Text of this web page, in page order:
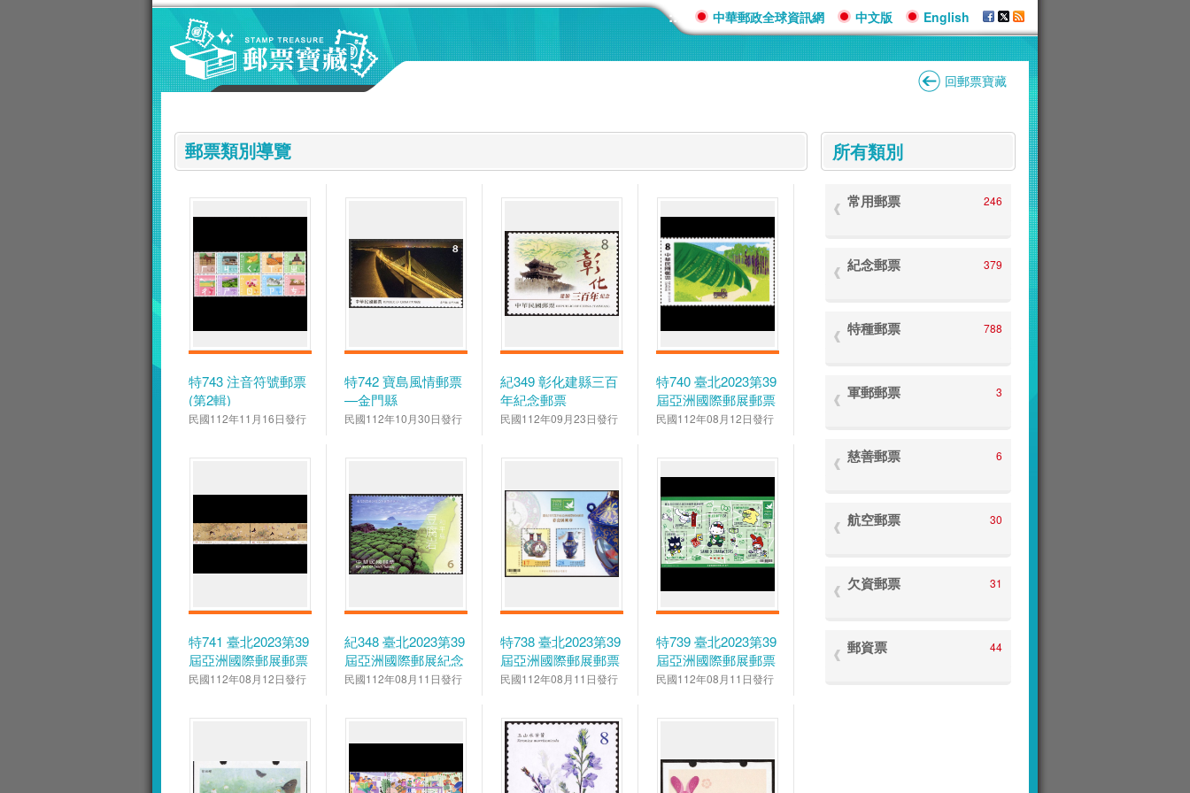
::: 中華郵政全球資訊網 中文版 English
回郵票寶藏
郵票類別導覽
特743 注音符號郵票
(第2輯)
民國112年11月16日發行
特742 寶島風情郵票
—金門縣
民國112年10月30日發行
紀349 彰化建縣三百
年紀念郵票
民國112年09月23日發行
特740 臺北2023第39
屆亞洲國際郵展郵票
—藝寫寶島情
民國112年08月12日發行
特741 臺北2023第39
屆亞洲國際郵展郵票
—百蝶耀經典
民國112年08月12日發行
紀348 臺北2023第39
屆亞洲國際郵展紀念
郵票
民國112年08月11日發行
特738 臺北2023第39
屆亞洲國際郵展郵票
小全張—彩瓷展風華
民國112年08月11日發行
特739 臺北2023第39
屆亞洲國際郵展郵票
小全張—SANRIO
民國112年08月11日發行
所有類別
常用郵票 246
紀念郵票 379
特種郵票 788
軍郵郵票 3
慈善郵票 6
航空郵票 30
欠資郵票 31
郵資票 44